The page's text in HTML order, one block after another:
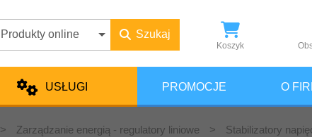
Produkty online Szukaj
Koszyk
USŁUGI PROMOCJE O
> Zarządzanie energią - regulatory liniowe > Stabilizatory